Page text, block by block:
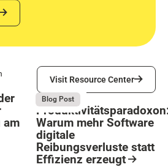
Visit Resource Center
Visit Resource Center
am
August 4, 2026
Blog Post
Das
Warum mehr Software
digitale
Reibungsverluste statt
Effizienz erzeugt